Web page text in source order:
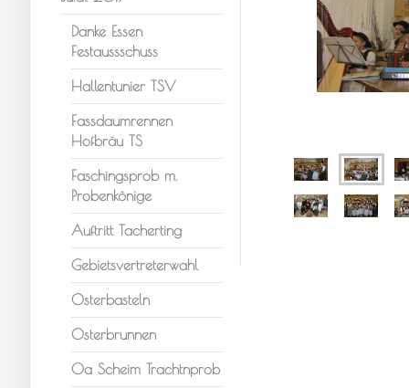
Danke Essen
Festaussschuss
Hallentunier TSV
Fassdaumrennen
Hofbräu TS
Faschingsprob m.
Probenkönige
Auftritt Tacherting
Gebietsvertreterwahl
Osterbasteln
Osterbrunnen
Oa Scheim Trachtnprob